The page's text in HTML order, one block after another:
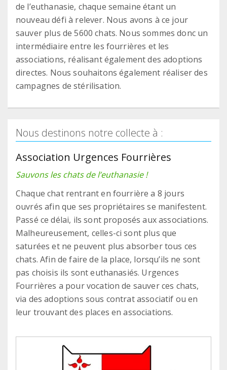
de l’euthanasie, chaque semaine étant un
nouveau défi à relever. Nous avons à ce jour
sauver plus de 5600 chats. Nous sommes donc un
intermédiaire entre les fourrières et les
associations, réalisant également des adoptions
directes. Nous souhaitons également réaliser des
campagnes de stérilisation.
Nous destinons notre collecte à :
Association Urgences Fourrières
Sauvons les chats de l’euthanasie !
Chaque chat rentrant en fourrière a 8 jours
ouvrés afin que ses propriétaires se manifestent.
Passé ce délai, ils sont proposés aux associations.
Malheureusement, celles-ci sont plus que
saturées et ne peuvent plus absorber tous ces
chats. Afin de faire de la place, lorsqu’ils ne sont
pas choisis ils sont euthanasiés. Urgences
Fourrières a pour vocation de sauver ces chats,
via des adoptions sous contrat associatif ou en
leur trouvant des places en associations.